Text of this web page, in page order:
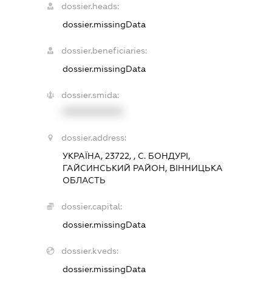
dossier.heads:
dossier.missingData
dossier.beneficiaries:
dossier.missingData
dossier.smida:
dossier.address:
УКРАЇНА, 23722, , С. БОНДУРІ,
ГАЙСИНСЬКИЙ РАЙОН, ВІННИЦЬКА
ОБЛАСТЬ
dossier.capital:
dossier.missingData
dossier.kveds:
dossier.missingData